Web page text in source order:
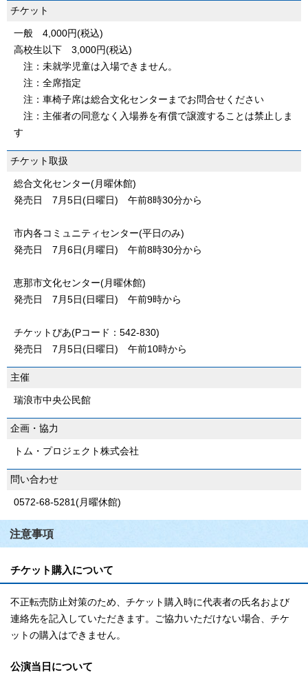
チケット
一般 4,000円(税込)
高校生以下 3,000円(税込)
注：未就学児童は入場できません。
注：全席指定
注：車椅子席は総合文化センターまでお問合せください
注：主催者の同意なく入場券を有償で譲渡することは禁止しま
す
チケット取扱
総合文化センター(月曜休館)
発売日 7月5日(日曜日) 午前8時30分から
市内各コミュニティセンター(平日のみ)
発売日 7月6日(月曜日) 午前8時30分から
恵那市文化センター(月曜休館)
発売日 7月5日(日曜日) 午前9時から
チケットぴあ(Pコード：542-830)
発売日 7月5日(日曜日) 午前10時から
主催
瑞浪市中央公民館
企画・協力
トム・プロジェクト株式会社
問い合わせ
0572-68-5281(月曜休館)
注意事項
チケット購入について
不正転売防止対策のため、チケット購入時に代表者の氏名および
連絡先を記入していただきます。ご協力いただけない場合、チケ
ットの購入はできません。
公演当日について